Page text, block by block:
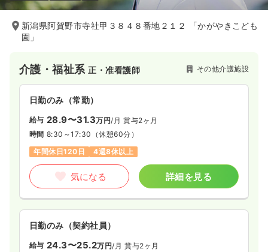
新潟県阿賀野市寺社甲３８４８番地２１２ 「かがやきこども
園」
介護・福祉系正・准看護師 その他介護施設
日勤のみ（常勤）
給与 28.9〜31.3万円/月 賞与2ヶ月
時間 8:30～17:30 （休憩60分）
年間休日120日
4週8休以上
気になる 詳細を見る
日勤のみ（契約社員）
給与 24.3〜25.2万円/月 賞与2ヶ月